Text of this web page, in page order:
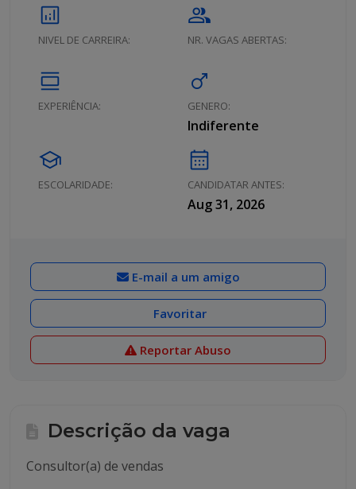
analytics
NIVEL DE CARREIRA:
group
NR. VAGAS ABERTAS:
calendar_view_day
EXPERIÊNCIA:
male
GENERO:
Indiferente
school
ESCOLARIDADE:
calendar_month
CANDIDATAR ANTES:
Aug 31, 2026
E-mail a um amigo
Favoritar
Reportar Abuso
Descrição da vaga
Consultor(a) de vendas